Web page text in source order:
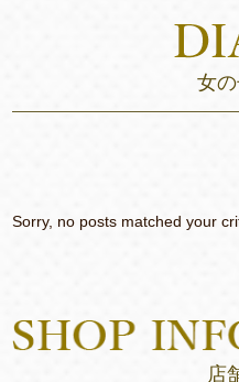
女
Sorry, no posts matched your
店